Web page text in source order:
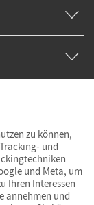
zu können,
und
und Meta, um
Ihren Interessen
annehmen und